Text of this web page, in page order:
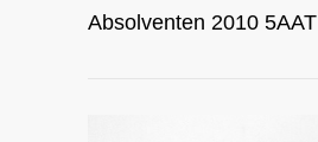
Absolventen 2010 5AAT